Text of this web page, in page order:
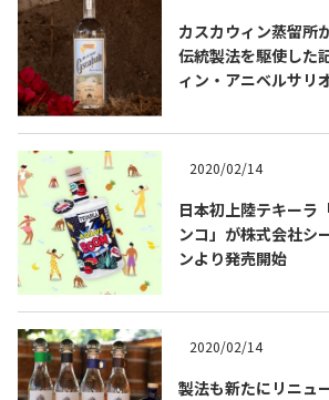
Tequila Journal SNS
カスカウィン蒸留所
伝統製法を駆使した
ィン・アニベルサリ
2020/02/14
日本初上陸テキーラ
ンコ」が株式会社シ
ンより発売開始
2020/02/14
製法も新たにリニュ